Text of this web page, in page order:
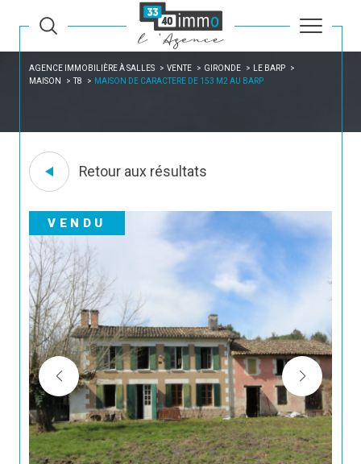
AGENCE IMMOBILIÈRE À SALLES VENTE GIRONDE
LE BARP
MAISON
T8 MAISON DE CARACTERE DE 153 M2 AU BARP
Retour aux résultats
VENDU